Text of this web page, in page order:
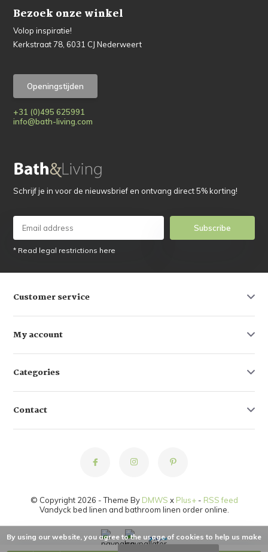
Bezoek onze winkel
Volop inspiratie!
Kerkstraat 78, 6031 CJ Nederweert
Openingstijden
+31 (0)495 625991
info@bath-living.com
Schrijf je in voor de nieuwsbrief en ontvang direct 5% korting!
Subscribe
* Read legal restrictions here
Customer service
My account
Categories
Contact
© Copyright 2026 - Theme By DMWS x Plus+- RSS feed
Vandyck bed linen and bathroom linen order online.
By using our website, you agree to the usage of cookies to help us make